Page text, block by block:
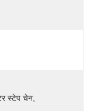
स्टेप चेन